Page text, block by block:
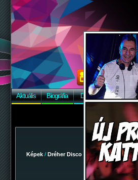
Aktuális Biográfia Discográfia Képek
Képek / Dréher Disco 2009-12-12 -